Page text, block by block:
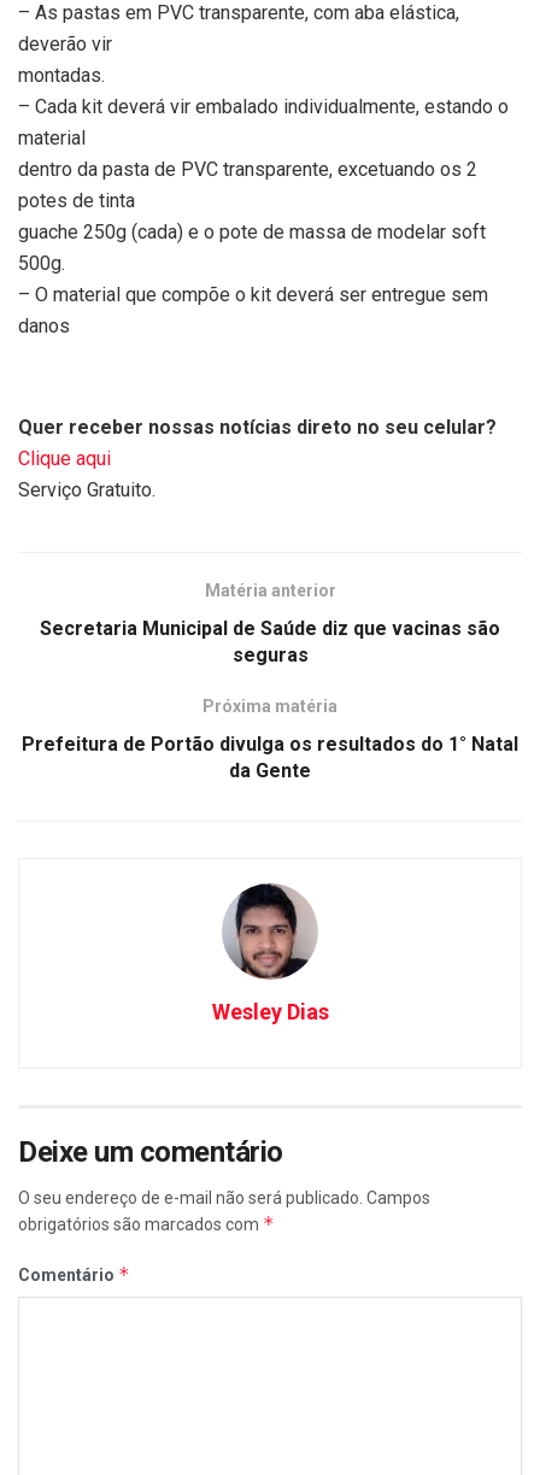
– As pastas em PVC transparente, com aba elástica,
deverão vir
montadas.
– Cada kit deverá vir embalado individualmente, estando o
material
dentro da pasta de PVC transparente, excetuando os 2
potes de tinta
guache 250g (cada) e o pote de massa de modelar soft
500g.
– O material que compõe o kit deverá ser entregue sem
danos
Quer receber nossas notícias direto no seu celular?
Clique aqui
Serviço Gratuito.
Matéria anterior
Secretaria Municipal de Saúde diz que vacinas são
seguras
Próxima matéria
Prefeitura de Portão divulga os resultados do 1° Natal
da Gente
Wesley Dias
Deixe um comentário
O seu endereço de e-mail não será publicado. Campos
obrigatórios são marcados com *
Comentário *